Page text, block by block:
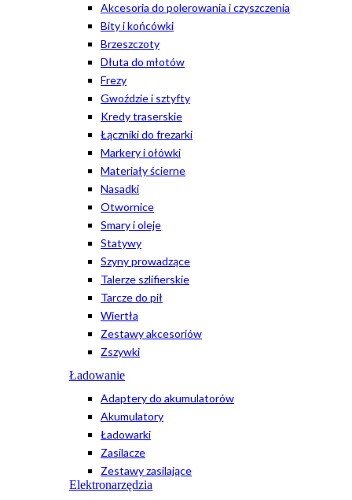
Akcesoria do polerowania i czyszczenia
Bity i końcówki
Brzeszczoty
Dłuta do młotów
Frezy
Gwoździe i sztyfty
Kredy traserskie
Łączniki do frezarki
Markery i ołówki
Materiały ścierne
Nasadki
Otwornice
Smary i oleje
Statywy
Szyny prowadzące
Talerze szlifierskie
Tarcze do pił
Wiertła
Zestawy akcesoriów
Zszywki
Ładowanie
Adaptery do akumulatorów
Akumulatory
Ładowarki
Zasilacze
Zestawy zasilające
Elektronarzędzia